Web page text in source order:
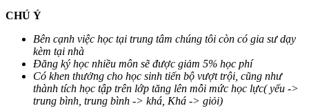
CHÚ Ý
Bên cạnh việc học tại trung tâm chúng tôi còn có gia sư dạy
kèm tại nhà
Đăng ký học nhiều môn sẽ được giảm 5% học phí
Có khen thưởng cho học sinh tiến bộ vượt trội, cũng như
thành tích học tập trên lớp tăng lên mỗi mức học lực( yếu ->
trung bình, trung bình -> khá, Khá -> giỏi)